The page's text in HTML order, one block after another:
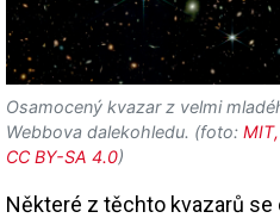
Osamocený kvazar z velmi
Webbova dalekohledu. (foto:
CC BY-SA 4.0)
Některé z těchto kvazarů